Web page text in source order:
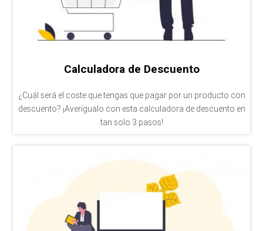
Calculadora de Descuento
¿Cuál será el coste que tengas que pagar por un producto con
descuento? ¡Averígualo con esta calculadora de descuento en
tan solo 3 pasos!